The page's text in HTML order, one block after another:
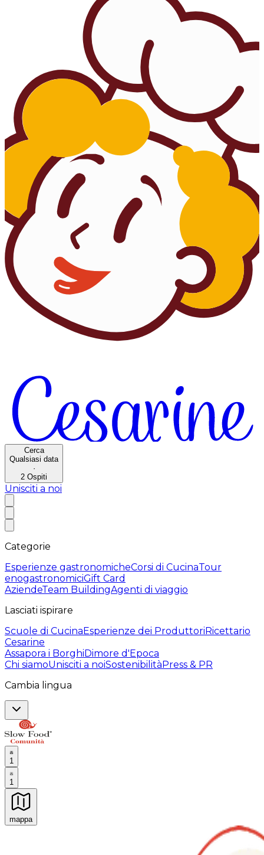
Cerca
Qualsiasi data
·
2 Ospiti
Unisciti a noi
Categorie
Esperienze gastronomicheCorsi di CucinaTour
enogastronomiciGift Card
AziendeTeam BuildingAgenti di viaggio
Lasciati ispirare
Scuole di CucinaEsperienze dei ProduttoriRicettario
Cesarine
Assapora i BorghiDimore d'Epoca
Chi siamoUnisciti a noiSostenibilitàPress & PR
Cambia lingua
1
1
mappa
Esperienze culinarie indimenticabili: Esperienze